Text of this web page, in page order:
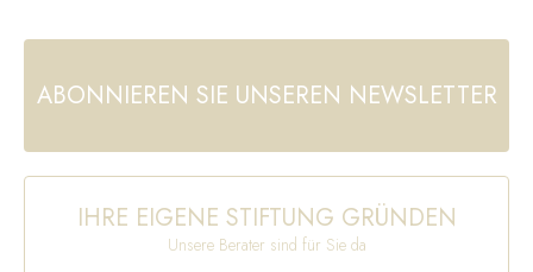
ABONNIEREN SIE UNSEREN NEWSLETTER
IHRE EIGENE STIFTUNG GRÜNDEN
Unsere Berater sind für Sie da